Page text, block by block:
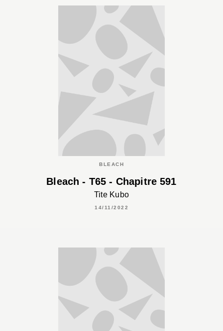
BLEACH
Bleach - T65 - Chapitre 591
Tite Kubo
14/11/2022